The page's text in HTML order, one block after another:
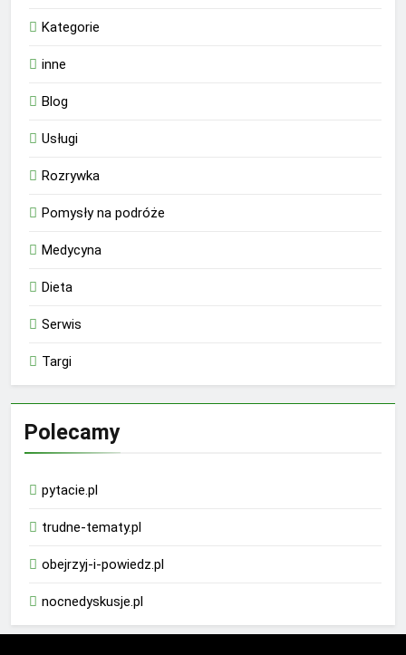
Kategorie
inne
Blog
Usługi
Rozrywka
Pomysły na podróże
Medycyna
Dieta
Serwis
Targi
Polecamy
pytacie.pl
trudne-tematy.pl
obejrzyj-i-powiedz.pl
nocnedyskusje.pl